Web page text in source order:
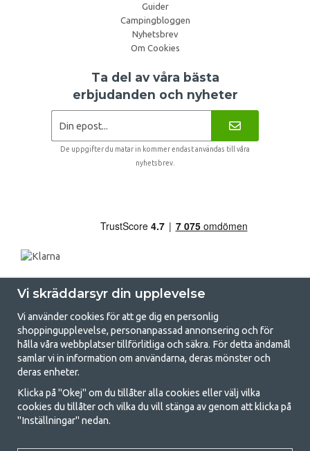
Guider
Campingbloggen
Nyhetsbrev
Om Cookies
Ta del av våra bästa
erbjudanden och nyheter
De uppgifter du matar in kommer endast användas till våra
nyhetsbrev.
GetCamping.se - Din butik för camping
och uteliv
Att campa kan antingen vara en livsstil eller ett sätt att samla familjen
för ett gemensamt äventyr. Oavsett vilken kategori du tillhör hittar du
Vi skräddarsyr din upplevelse
Vi använder cookies för att ge dig en personlig
shoppingupplevelse, personanpassad annonsering och för
hålla våra webbplatser tillförlitliga och säkra. För detta ändamål
samlar vi in information om användarna, deras mönster och
deras enheter.
Klicka på "Okej" om du tillåter alla cookies eller välj vilka
cookies du tillåter och vilka du vill stänga av genom att klicka på
"Inställningar" nedan.